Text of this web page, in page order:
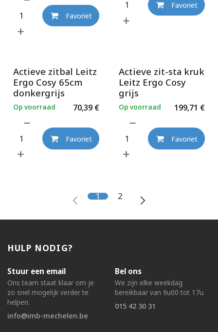
Favoriet
Favoriet
Actieve zitbal Leitz
Ergo Cosy 65cm
donkergrijs
70,39€
Op voorraad
Favoriet
Actieve zit-sta kruk
Leitz Ergo Cosy
grijs
199,71 €
Op voorraad
Favoriet
1 2
HULP NODIG?
Stuur een email
Ons team staat klaar om je
zo snel mogelijk verder te
helpen.
info@imb-mechelen.be
Bel ons
We zijn elke weekdag
bereikbaar van 9u00 tot 17u.
015 42 30 31